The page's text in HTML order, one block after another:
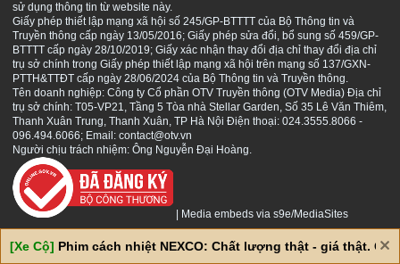
sử dụng thông tin từ website này.
Giấy phép thiết lập mạng xã hội số 245/GP-BTTTT của Bộ Thông tin và
Truyền thông cấp ngày 13/05/2016; Giấy phép sửa đổi, bổ sung số 459/GP-
BTTTT cấp ngày 28/10/2019; Giấy xác nhận thay đổi địa chỉ thay đổi địa chỉ
trụ sở chính trong Giấy phép thiết lập mạng xã hội trên mạng số 137/GXN-
PTTH&TTĐT cấp ngày 28/06/2024 của Bộ Thông tin và Truyền thông.
Tên doanh nghiệp: Công ty Cổ phần OTV Truyền thông (OTV Media) Địa chỉ
trụ sở chính: T05-VP21, Tầng 5 Tòa nhà Stellar Garden, Số 35 Lê Văn Thiêm,
Thanh Xuân Trung, Thanh Xuân, TP Hà Nội Điện thoại: 024.3555.8066 -
096.494.6066; Email: contact@otv.vn
Người chịu trách nhiệm: Ông Nguyễn Đại Hoàng.
Media embeds via s9e/MediaSites
[Xe Cộ] Phim cách nhiệt NEXCO: Chất lượng thật - giá thật. Giá